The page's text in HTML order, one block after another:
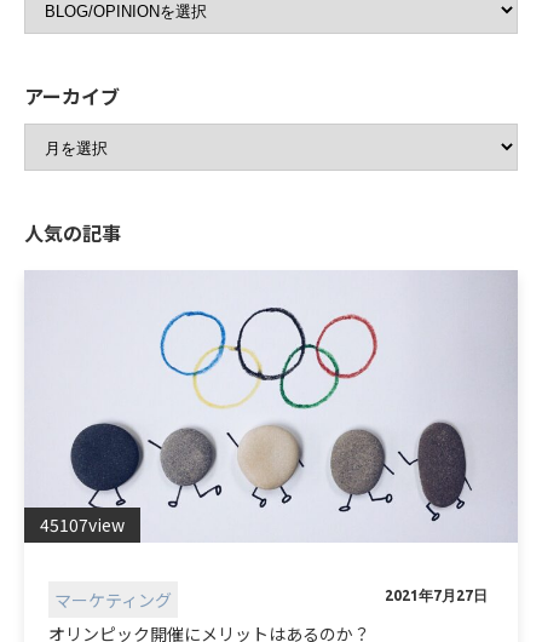
アーカイブ
人気の記事
45107view
マーケティング 2021年7月27日
オリンピック開催にメリットはあるのか？